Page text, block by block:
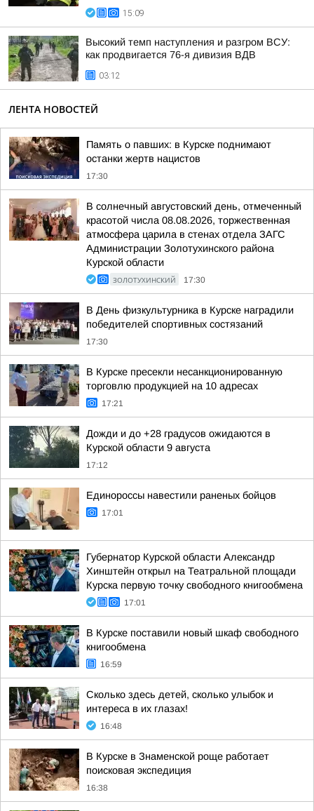
15:09
Высокий темп наступления и разгром ВСУ:
как продвигается 76-я дивизия ВДВ
03:12
ЛЕНТА НОВОСТЕЙ
Память о павших: в Курске поднимают
останки жертв нацистов
17:30
В солнечный августовский день, отмеченный
красотой числа 08.08.2026, торжественная
атмосфера царила в стенах отдела ЗАГС
Администрации Золотухинского района
Курской области
ЗОЛОТУХИНСКИЙ 17:30
В День физкультурника в Курске наградили
победителей спортивных состязаний
17:30
В Курске пресекли несанкционированную
торговлю продукцией на 10 адресах
17:21
Дожди и до +28 градусов ожидаются в
Курской области 9 августа
17:12
Единороссы навестили раненых бойцов
17:01
Губернатор Курской области Александр
Хинштейн открыл на Театральной площади
Курска первую точку свободного книгообмена
17:01
В Курске поставили новый шкаф свободного
книгообмена
16:59
Сколько здесь детей, сколько улыбок и
интереса в их глазах!
16:48
В Курске в Знаменской роще работает
поисковая экспедиция
16:38